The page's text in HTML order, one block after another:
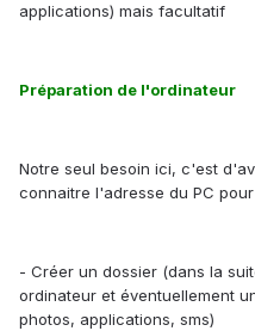
applications) mais facultatif
Préparation de l'ordinateur
Notre seul besoin ici, c'est
connaitre l'adresse du PC
- Créer un dossier (dans la
ordinateur et éventuellement
photos, applications, sms)